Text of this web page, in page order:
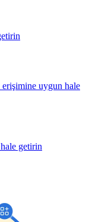
erişimine uygun hale
getirin